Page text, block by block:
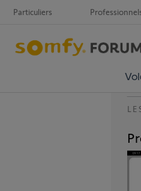
Particuliers